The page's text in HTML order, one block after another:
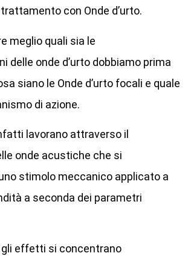
con Onde d’urto.
meglio quali sia le
delle onde d’urto dobbiamo prima
siano le Onde d’urto focali e quale
di azione.
lavorano attraverso il
onde acustiche che si
stimolo meccanico applicato a
a seconda dei parametri
gli effetti si concentrano